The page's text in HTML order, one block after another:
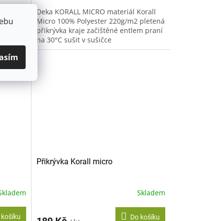
praní
Deka KORALL MICRO materiál Korall
Micro 100% Polyester 220g/m2 pletená
přikrývka kraje začištěné entlem praní
na 30°C sušit v sušičce
nedoporučujeme žehlit
košíku
Přikrývka Korall micro
Skladem
Do košíku